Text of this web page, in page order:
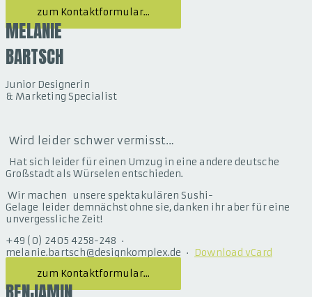
zum Kontaktformular...
MELANIE
BARTSCH
Junior Designerin
& Marketing Specialist
Wird leider schwer vermisst…
Hat sich leider für einen Umzug in eine andere deutsche
Großstadt als Würselen entschieden.
Wir machen unsere spektakulären Sushi-
Gelage leider demnächst ohne sie, danken ihr aber für eine
unvergessliche Zeit!
+49 (0) 2405 4258-248 ·
melanie.bartsch@designkomplex.de ·
Download vCard
zum Kontaktformular...